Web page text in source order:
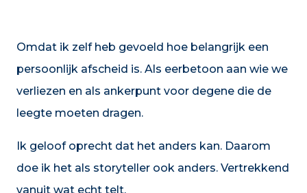
Omdat ik zelf heb gevoeld hoe belangrijk een
persoonlijk afscheid is. Als eerbetoon aan wie we
verliezen en als ankerpunt voor degene die de
leegte moeten dragen.
Ik geloof oprecht dat het anders kan. Daarom
doe ik het als storyteller ook anders. Vertrekkend
vanuit wat echt telt.